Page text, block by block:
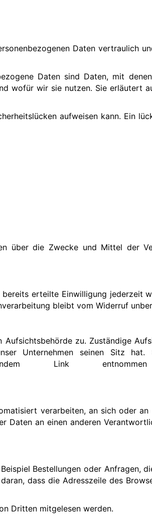
Daten vertraulich
Daten sind Daten, mit
wofür wir sie nutzen. Sie erläutert
aufweisen kann. Ein
über die Zwecke und Mittel der
erteilte Einwilligung jederzeit
bleibt vom Widerruf
zu. Zuständige
Unternehmen seinen Sitz
Link
verarbeiten, an sich oder
Daten an einen anderen
Bestellungen oder Anfragen,
dass die Adresszeile des
Dritten mitgelesen werden.